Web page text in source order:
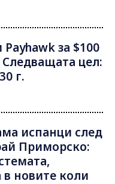
Payhawk за $100
цел:
г.
испанци след
Приморско:
новите коли